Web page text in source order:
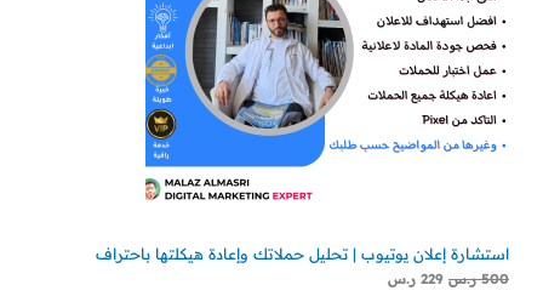
استشارة إعلان يوتيوب | تحليل حملاتك وإعادة هيكلتها باحتراف
500 ر.س 229 ر.س